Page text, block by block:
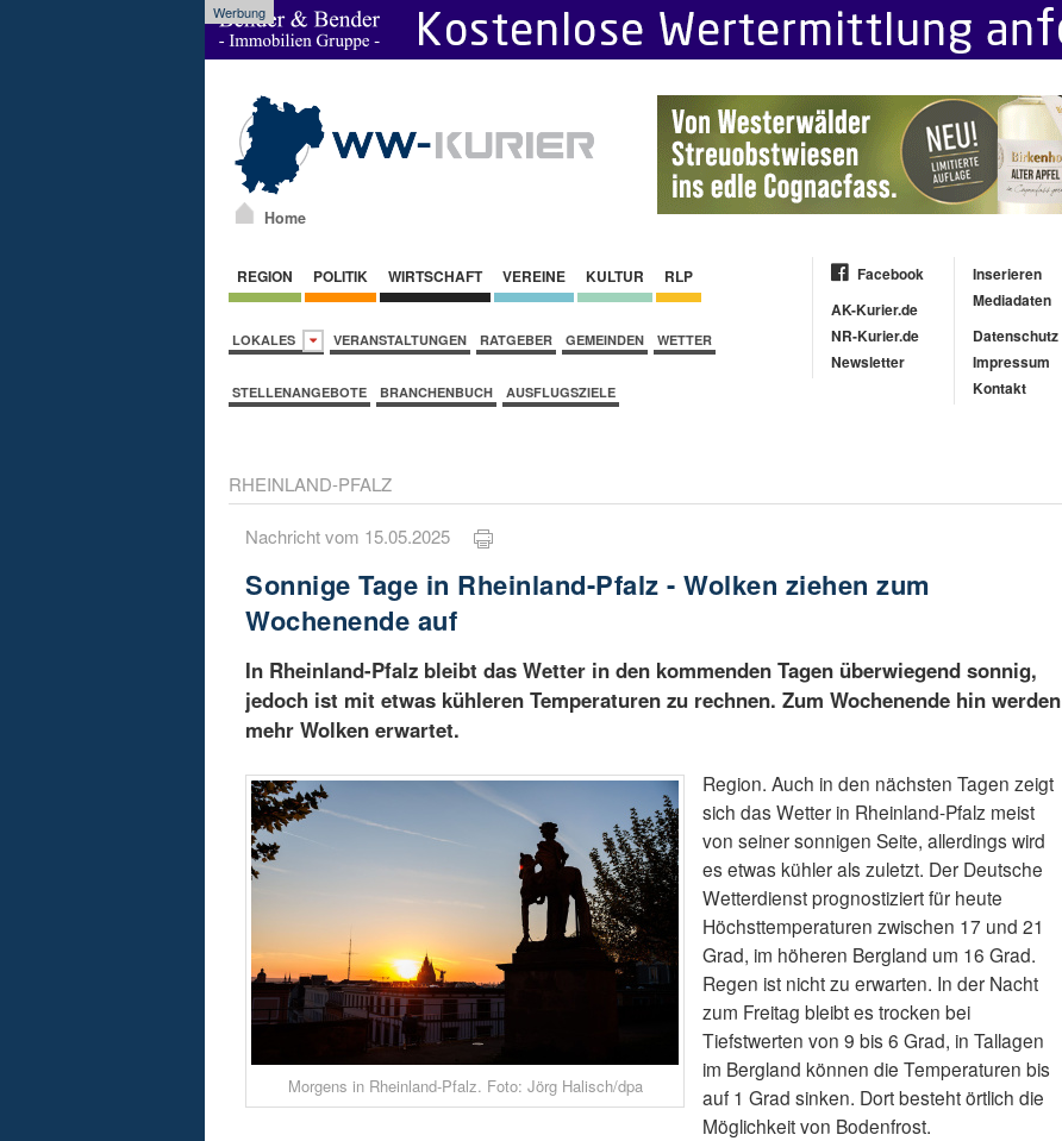
Werbung
Home
REGION POLITIK WIRTSCHAFT VEREINE KULTUR RLP
LOKALES VERANSTALTUNGEN RATGEBER GEMEINDEN WETTER
STELLENANGEBOTE BRANCHENBUCH AUSFLUGSZIELE
Facebook
AK-Kurier.de
NR-Kurier.de
Newsletter
Inserieren
Mediadaten
Datenschutz
Impressum
Kontakt
RHEINLAND-PFALZ
Nachricht vom 15.05.2025
Sonnige Tage in Rheinland-Pfalz - Wolken ziehen zum
Wochenende auf
In Rheinland-Pfalz bleibt das Wetter in den kommenden Tagen überwiegend sonnig,
jedoch ist mit etwas kühleren Temperaturen zu rechnen. Zum Wochenende hin werden
mehr Wolken erwartet.
Morgens in Rheinland-Pfalz. Foto: Jörg Halisch/dpa
Region. Auch in den nächsten Tagen zeigt
sich das Wetter in Rheinland-Pfalz meist
von seiner sonnigen Seite, allerdings wird
es etwas kühler als zuletzt. Der Deutsche
Wetterdienst prognostiziert für heute
Höchsttemperaturen zwischen 17 und 21
Grad, im höheren Bergland um 16 Grad.
Regen ist nicht zu erwarten. In der Nacht
zum Freitag bleibt es trocken bei
Tiefstwerten von 9 bis 6 Grad, in Tallagen
im Bergland können die Temperaturen bis
auf 1 Grad sinken. Dort besteht örtlich die
Möglichkeit von Bodenfrost.